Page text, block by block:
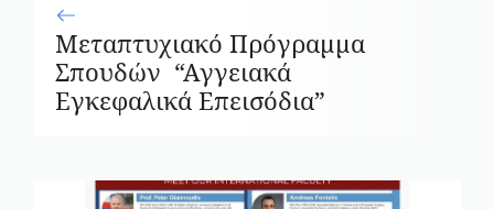
Μεταπτυχιακό Πρόγραμμα
Σπουδών “Αγγειακά
Εγκεφαλικά Επεισόδια”